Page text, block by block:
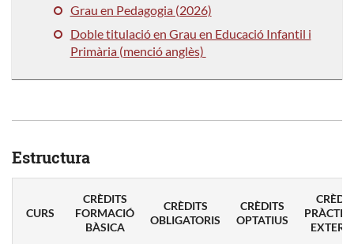
Grau en Pedagogia (2026)
Doble titulació en Grau en Educació Infantil i
Primària (menció anglès)
Estructura
CURS
CRÈDITS
FORMACIÓ
BÀSICA
CRÈDITS
OBLIGATORIS
CRÈDITS
OPTATIUS